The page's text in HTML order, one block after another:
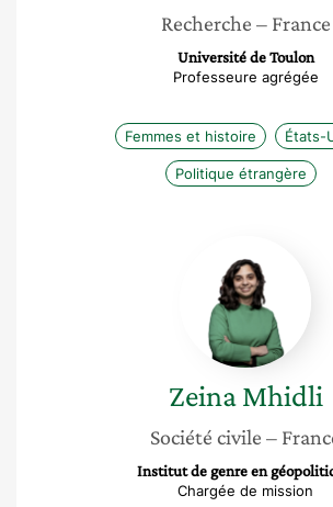
Recherche – France
Université de Toulon
Professeure agrégée
Femmes et histoire États-
Politique étrangère
Mhidli
Zeina Mhidli
Société civile –
Institut de genre en
Chargée de mission